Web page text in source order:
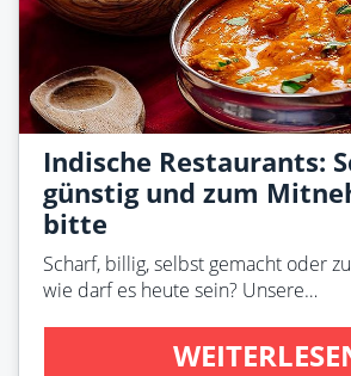
Indische Restaurants:
günstig und zum
bitte
Scharf, billig, selbst gemacht oder
wie darf es heute sein? Unsere…